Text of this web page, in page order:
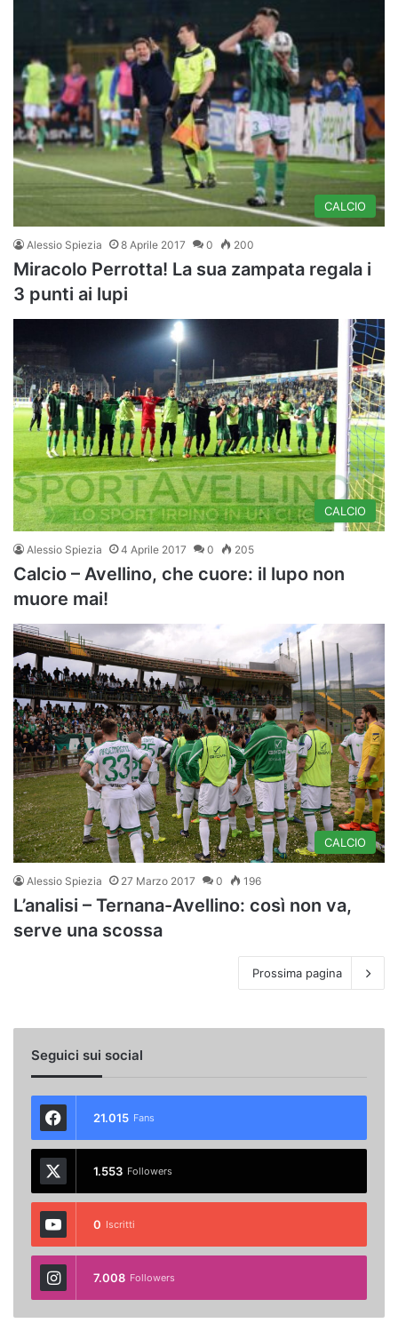
CALCIO
Alessio Spiezia 8 Aprile 2017 0 200
Miracolo Perrotta! La sua zampata regala i
3 punti ai lupi
CALCIO
Alessio Spiezia 4 Aprile 2017 0 205
Calcio – Avellino, che cuore: il lupo non
muore mai!
CALCIO
Alessio Spiezia 27 Marzo 2017 0 196
L’analisi – Ternana-Avellino: così non va,
serve una scossa
Prossima pagina
Seguici sui social
21.015 Fans
1.553 Followers
0 Iscritti
7.008 Followers